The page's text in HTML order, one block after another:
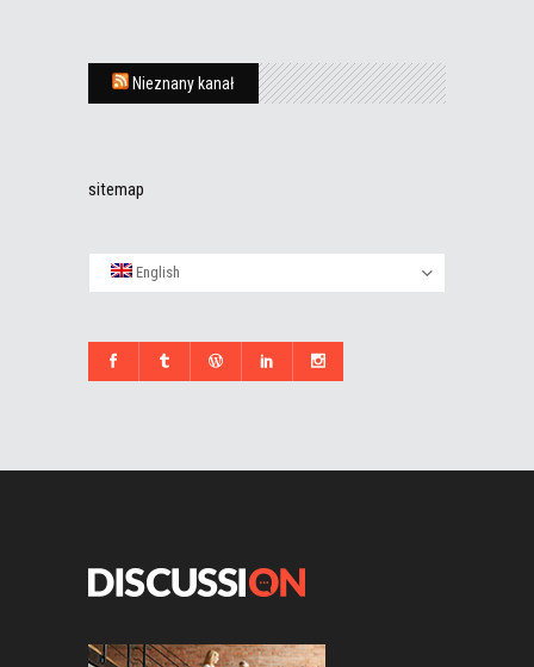
Nieznany kanał
sitemap
English